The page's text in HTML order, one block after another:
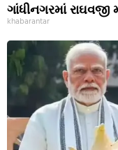
ગાંધીનગરમાં રાઘવજી
khabarantar